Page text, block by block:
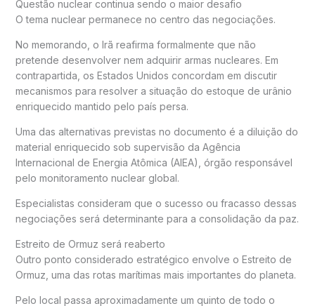
Questão nuclear continua sendo o maior desafio
O tema nuclear permanece no centro das negociações.
No memorando, o Irã reafirma formalmente que não
pretende desenvolver nem adquirir armas nucleares. Em
contrapartida, os Estados Unidos concordam em discutir
mecanismos para resolver a situação do estoque de urânio
enriquecido mantido pelo país persa.
Uma das alternativas previstas no documento é a diluição do
material enriquecido sob supervisão da Agência
Internacional de Energia Atômica (AIEA), órgão responsável
pelo monitoramento nuclear global.
Especialistas consideram que o sucesso ou fracasso dessas
negociações será determinante para a consolidação da paz.
Estreito de Ormuz será reaberto
Outro ponto considerado estratégico envolve o Estreito de
Ormuz, uma das rotas marítimas mais importantes do planeta.
Pelo local passa aproximadamente um quinto de todo o